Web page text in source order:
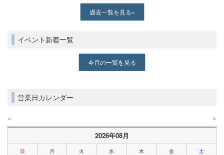
過去一覧を見る
イベント新着一覧
今月の一覧を見る
営業日カレンダー
« »
2026年08月
日 月 火 水 木 金 土